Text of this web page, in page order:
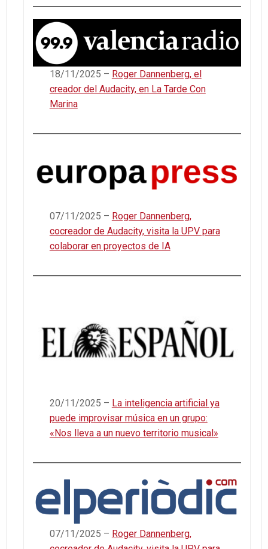
18/11/2025 – Roger Dannenberg, el
creador del Audacity, en La Tarde Con
Marina
07/11/2025 – Roger Dannenberg,
cocreador de Audacity, visita la UPV para
colaborar en proyectos de IA
20/11/2025 – La inteligencia artificial ya
puede improvisar música en un grupo:
«Nos lleva a un nuevo territorio musical»
07/11/2025 – Roger Dannenberg,